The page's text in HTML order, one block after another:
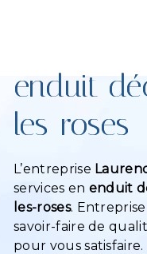
enduit
les-roses
L’entreprise
services en enduit
les-roses.
savoir-faire de
pour vous